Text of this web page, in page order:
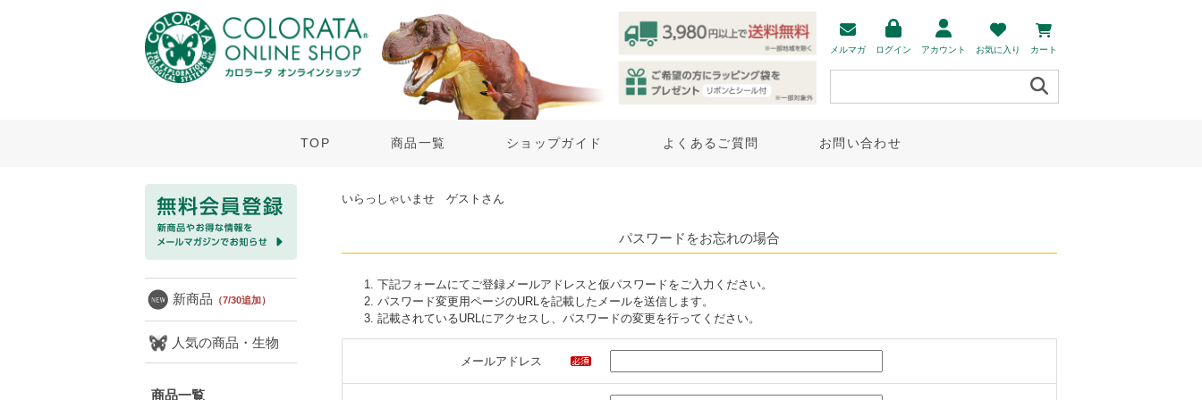
メルマガ ログイン アカウント お気に入り カート
TOP 商品一覧 ショップガイド よくあるご質問 お問い合わせ
新商品 （7/30追加）
人気の商品・生物
商品一覧
いらっしゃいませ ゲストさん
パスワードをお忘れの場合
下記フォームにてご登録メールアドレスと仮パスワードをご入力ください。
パスワード変更用ページのURLを記載したメールを送信します。
記載されているURLにアクセスし、パスワードの変更を行ってください。
メールアドレス